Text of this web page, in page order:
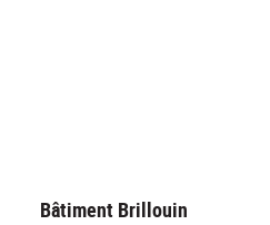
Bâtiment Brillouin